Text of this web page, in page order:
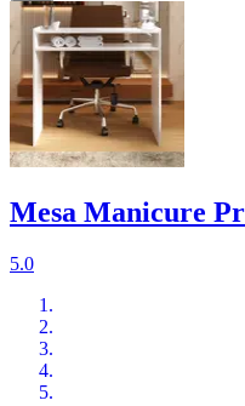
Mesa Manicure
5.0